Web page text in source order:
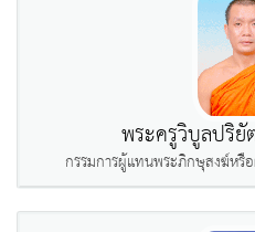
พระครูวิบูลปริยั
กรรมการผู้แทนพระภิกษุสงฆ์ห